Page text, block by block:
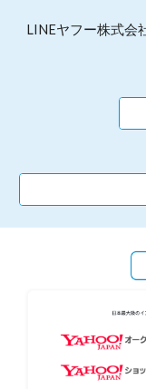
LINEヤフー株式会